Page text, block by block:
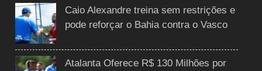
Caio Alexandre treina sem restrições e
pode reforçar o Bahia contra o Vasco
Atalanta Oferece R$ 130 Milhões por